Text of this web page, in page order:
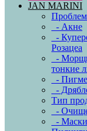
JAN MARINI
- Акне
-
Розацеа
-
тонкие
-
-
Тип
-
-